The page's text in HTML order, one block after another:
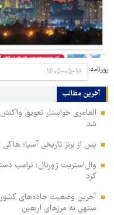
روزنامه:
آخرین مطالب
العامری خواستار تعویق
شد
پس از برنز تاریخی آسیا؛ هاکی زیر ۱۸ سال به دنبال شگفتی در جام
وال‌استریت ژورنال: ترامپ
کرد
آخرین وضعیت جاده‌های
منتهی به مرزهای اربعین